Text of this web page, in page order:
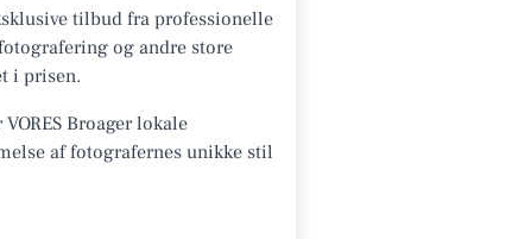
tilbud fra professionelle
og andre store
i prisen.
Broager lokale
af fotografernes unikke stil